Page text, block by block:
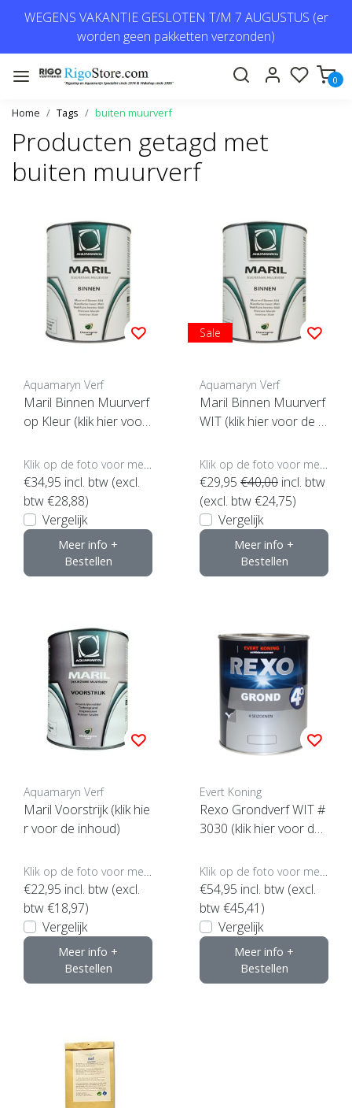
WEGENS VAKANTIE GESLOTEN T/M 7 AUGUSTUS (er
worden geen pakketten verzonden)
0
Home Tags buiten muurverf
Producten getagd met
buiten muurverf
Aquamaryn Verf
Maril Binnen Muurverf
op Kleur (klik hier voor
€34,95 incl. btw (excl.
btw €28,88)
Vergelijk
Meer info +
Bestellen
Sale
Aquamaryn Verf
Maril Binnen Muurverf
WIT (klik hier voor de in
€29,95 €40,00 incl. btw
(excl. btw €24,75)
Vergelijk
Meer info +
Bestellen
Aquamaryn Verf
Maril Voorstrijk (klik hie
r voor de inhoud)
€22,95 incl. btw (excl.
btw €18,97)
Vergelijk
Meer info +
Bestellen
Evert Koning
Rexo Grondverf WIT #
3030 (klik hier voor de i
€54,95 incl. btw (excl.
btw €45,41)
Vergelijk
Meer info +
Bestellen